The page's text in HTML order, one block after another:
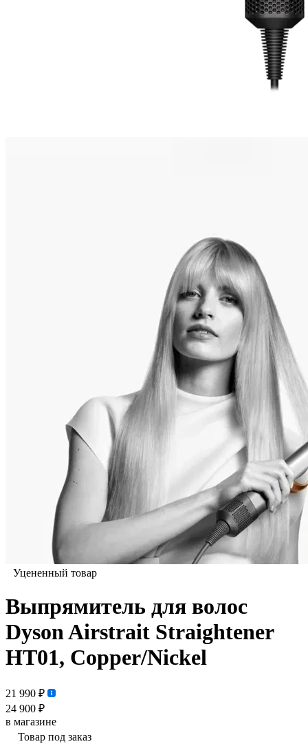
Уцененный товар
Выпрямитель для волос
Dyson Airstrait Straightener
HT01, Copper/Nickel
21 990 ₽
24 900 ₽
в магазине
Товар под заказ